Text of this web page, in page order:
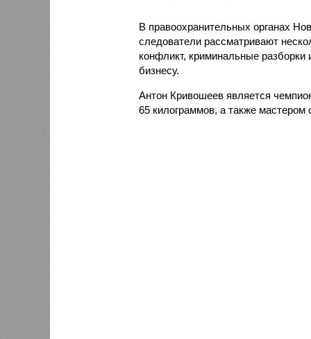
В правоохранительных органах
следователи рассматривают
конфликт, криминальные
бизнесу.
Антон Кривошеев является
65 килограммов, а также мастером